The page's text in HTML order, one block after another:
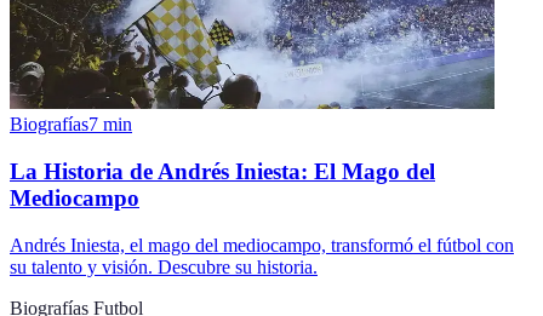
Biografías7 min
La Historia de Andrés Iniesta: El Mago del
Mediocampo
Andrés Iniesta, el mago del mediocampo, transformó el fútbol con
su talento y visión. Descubre su historia.
Biografías Futbol